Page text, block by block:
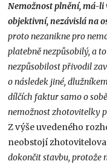
Nemožnost plnění, má-li
objektivní, nezávislá na
proto nezanikne pro
platebně nezpůsobilý, a
nezpůsobilost přivodil
o následek jiné,
dílčích faktur samo o
nemožnost zhotovitelky
Z výše uvedeného
neobstojí
dokončit stavbu,